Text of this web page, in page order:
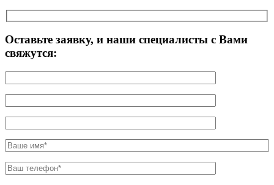
Оставьте заявку, и наши специалисты с Вами
свяжутся: